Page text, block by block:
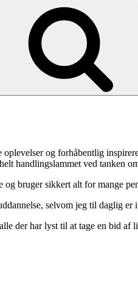
og forhåbentlig
handlingslammet ved tanken
og bruger sikkert alt for mange
selvom jeg til daglig
der har lyst til at tage en bid